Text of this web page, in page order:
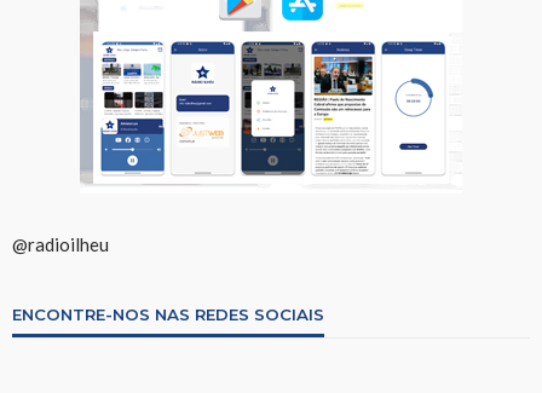
@radioilheu
ENCONTRE-NOS NAS REDES SOCIAIS